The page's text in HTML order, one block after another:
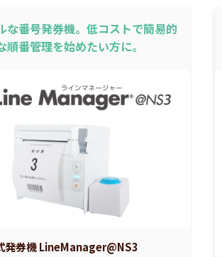
な番号発券機。低コストで簡易的
順番管理を始めたい方に。
発券機 LineManager@NS3